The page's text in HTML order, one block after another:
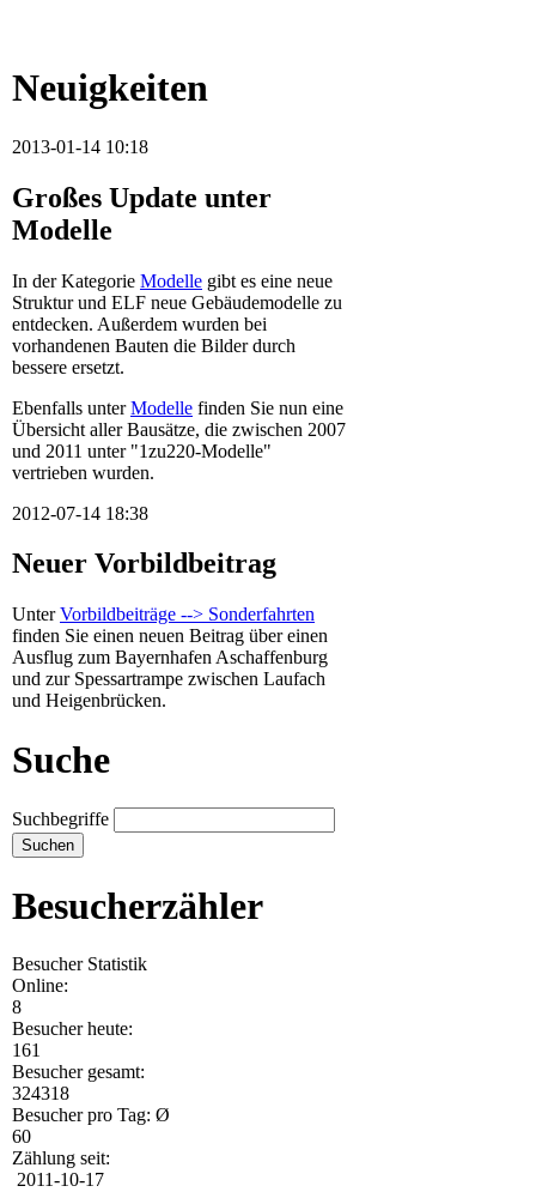
Neuigkeiten
2013-01-14 10:18
Großes Update unter
Modelle
In der Kategorie Modelle gibt es eine neue
Struktur und ELF neue Gebäudemodelle zu
entdecken. Außerdem wurden bei
vorhandenen Bauten die Bilder durch
bessere ersetzt.
Ebenfalls unterModelle finden Sie nun eine
Übersicht aller Bausätze, die zwischen 2007
und 2011 unter "1zu220-Modelle"
vertrieben wurden.
2012-07-14 18:38
Neuer Vorbildbeitrag
UnterVorbildbeiträge --> Sonderfahrten
finden Sie einen neuen Beitrag über einen
Ausflug zum Bayernhafen Aschaffenburg
und zur Spessartrampe zwischen Laufach
und Heigenbrücken.
Suche
Suchbegriffe
Besucherzähler
Besucher Statistik
Online:
8
Besucher heute:
161
Besucher gesamt:
324318
Besucher pro Tag: Ø
60
Zählung seit:
2011-10-17